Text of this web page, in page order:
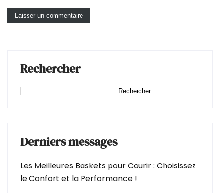
Rechercher
Rechercher
Derniers messages
Les Meilleures Baskets pour Courir : Choisissez
le Confort et la Performance !